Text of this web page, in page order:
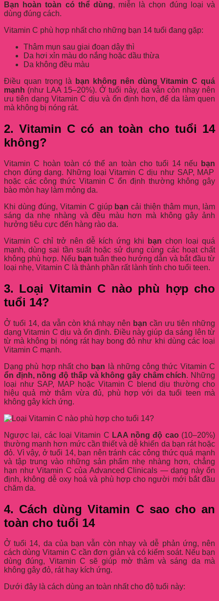
Bạn hoàn toàn có thể dùng, miễn là chọn đúng loại và
dùng đúng cách.
Vitamin C phù hợp nhất cho những bạn 14 tuổi đang gặp:
Thâm mụn sau giai đoạn dậy thì
Da hơi xỉn màu do nắng hoặc dầu thừa
Da không đều màu
Điều quan trọng là
bạn không nên dùng Vitamin C quá
mạnh (như LAA 15–20%). Ở tuổi này, da vẫn còn nhạy nên
ưu tiên dạng Vitamin C dịu và ổn định hơn, để da làm quen
mà không bị nóng rát.
2. Vitamin C có an toàn cho tuổi 14
không?
Vitamin C hoàn toàn có thể an toàn cho tuổi 14 nếu
bạn
chọn đúng dạng. Những loại Vitamin C dịu như SAP, MAP
hoặc các công thức Vitamin C ổn định thường không gây
bào mòn hay làm mỏng da.
Khi dùng đúng, Vitamin C giúp bạn cải thiện thâm mụn, làm
sáng da nhẹ nhàng và đều màu hơn mà không gây ảnh
hưởng tiêu cực đến hàng rào da.
Vitamin C chỉ trở nên dễ kích ứng khi
bạn chọn loại quá
mạnh, dùng sai tần suất hoặc sử dụng cùng các hoạt chất
không phù hợp. Nếu bạn tuân theo hướng dẫn và bắt đầu từ
loại nhẹ, Vitamin C là thành phần rất lành tính cho tuổi teen.
3. Loại Vitamin C nào phù hợp cho
tuổi 14?
Ở tuổi 14, da vẫn còn khá nhạy nên bạn cần ưu tiên những
dạng Vitamin C dịu và ổn định. Điều này giúp da sáng lên từ
từ mà không bị nóng rát hay bong đỏ như khi dùng các loại
Vitamin C mạnh.
Dạng phù hợp nhất cho bạn là những công thức Vitamin C
ổn định, nồng độ thấp và không gây châm chích. Những
loại như SAP, MAP hoặc Vitamin C blend dịu thường cho
hiệu quả mờ thâm vừa đủ, phù hợp với da tuổi teen mà
không gây kích ứng.
Ngược lại, các loại Vitamin C LAA nồng độ cao(10–20%)
thường mạnh hơn mức cần thiết và dễ khiến da bạn rát hoặc
đỏ. Vì vậy, ở tuổi 14, bạn nên tránh các công thức quá mạnh
và tập trung vào những sản phẩm nhẹ nhàng hơn, chẳng
hạn như Vitamin C của Advanced Clinicals — dạng này ổn
định, không dễ oxy hoá và phù hợp cho người mới bắt đầu
chăm da.
4. Cách dùng Vitamin C sao cho an
toàn cho tuổi 14
Ở tuổi 14, da của bạn vẫn còn nhạy và dễ phản ứng, nên
cách dùng Vitamin C cần đơn giản và có kiểm soát. Nếu bạn
dùng đúng, Vitamin C sẽ giúp mờ thâm và sáng da mà
không gây đỏ, rát hay kích ứng.
Dưới đây là cách dùng an toàn nhất cho độ tuổi này: